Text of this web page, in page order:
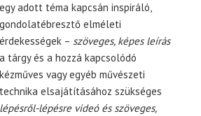
egy adott téma kapcsán inspiráló,
gondolatébresztő elméleti
érdekességek – szöveges, képes leírás
a tárgy és a hozzá kapcsolódó
kézműves vagy egyéb művészeti
technika elsajátításához szükséges
lépésről-lépésre videó és szöveges,